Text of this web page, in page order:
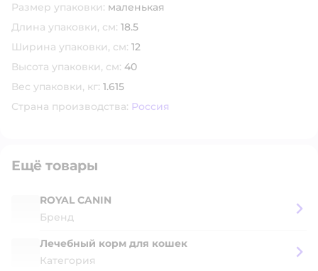
Размер упаковки: маленькая
Длина упаковки, см: 18.5
Ширина упаковки, см: 12
Высота упаковки, см: 40
Вес упаковки, кг: 1.615
Страна производства: Россия
Ещё товары
ROYAL CANIN
Бренд
Лечебный корм для кошек
Категория